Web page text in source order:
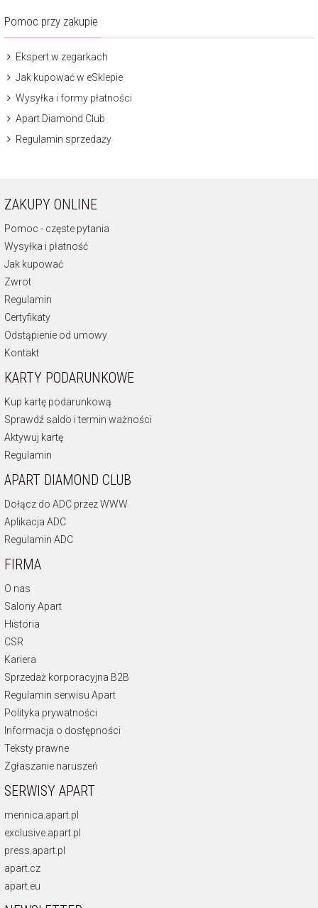
Pomoc przy zakupie
Ekspert w zegarkach
Jak kupować w eSklepie
Wysyłka i formy płatności
Apart Diamond Club
Regulamin sprzedaży
ZAKUPY ONLINE
Pomoc - częste pytania
Wysyłka i płatność
Jak kupować
Zwrot
Regulamin
Certyfikaty
Odstąpienie od umowy
Kontakt
KARTY PODARUNKOWE
Kup kartę podarunkową
Sprawdź saldo i termin ważności
Aktywuj kartę
Regulamin
APART DIAMOND CLUB
Dołącz do ADC przez WWW
Aplikacja ADC
Regulamin ADC
FIRMA
O nas
Salony Apart
Historia
CSR
Kariera
Sprzedaż korporacyjna B2B
Regulamin serwisu Apart
Polityka prywatności
Informacja o dostępności
Teksty prawne
Zgłaszanie naruszeń
SERWISY APART
mennica.apart.pl
exclusive.apart.pl
press.apart.pl
apart.cz
apart.eu